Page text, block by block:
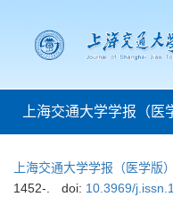
上海交通大学学报（医
上海交通大学学报（医学版）
1452-.
doi: 10.3969/